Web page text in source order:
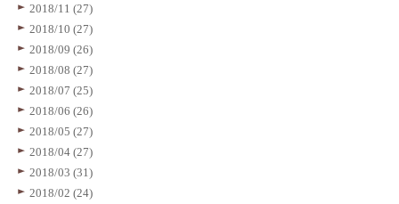
2018/11 (27)
2018/10 (27)
2018/09 (26)
2018/08 (27)
2018/07 (25)
2018/06 (26)
2018/05 (27)
2018/04 (27)
2018/03 (31)
2018/02 (24)